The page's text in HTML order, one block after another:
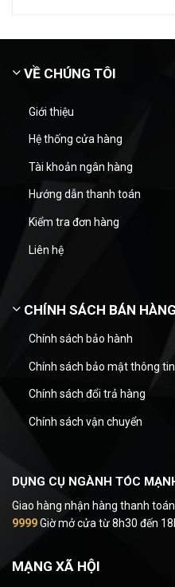
VỀ CHÚNG TÔI
Giới thiệu
Hệ thống cửa hàng
Tài khoản ngân hàng
Hướng dẫn thanh toán
Kiểm tra đơn hàng
Liên hệ
CHÍNH SÁCH BÁN HÀNG
Chính sách bảo hành
Chính sách bảo mật thông tin
Chính sách đổi trả hàng
Chính sách vận chuyển
DỤNG CỤ NGÀNH TÓC
Giao hàng nhận hàng thanh
9999Giờ mở cửa từ 8h30 đến
MẠNG XÃ HỘI